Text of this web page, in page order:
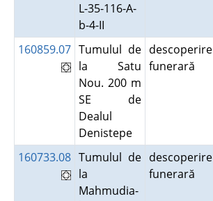
L-35-116-A-
b-4-II
160859.07 Tumulul de
la Satu
Nou. 200 m
SE de
Dealul
Denistepe
descoperire
funerară
160733.08 Tumulul de
la
Mahmudia-
descoperire
funerară